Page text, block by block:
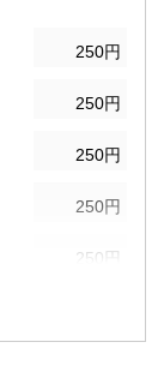
250円
250円
250円
250円
250円